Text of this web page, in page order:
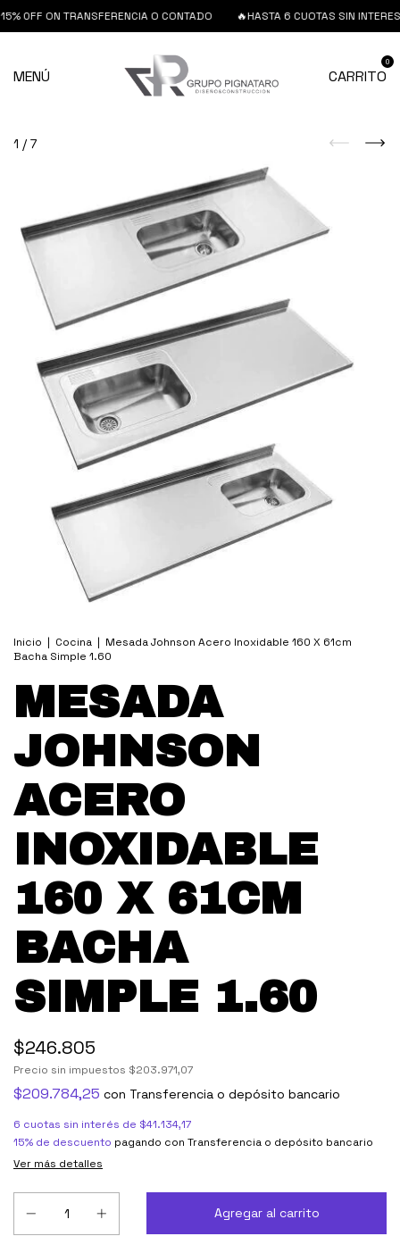
0FF ON TRANSFERENCIA O CONTADO 🔥HASTA 6 CUOTAS SIN INTERES
MENÚ CARRITO
0
1 / 7
Inicio | Cocina | Mesada Johnson Acero Inoxidable 160 X 61cm
Bacha Simple 1.60
MESADA
JOHNSON
ACERO
INOXIDABLE
160 X 61CM
BACHA
SIMPLE 1.60
$246.805
Precio sin impuestos $203.971,07
$209.784,25 con Transferencia o depósito bancario
6 cuotas sin interés de $41.134,17
15% de descuento pagando con Transferencia o depósito bancario
Ver más detalles